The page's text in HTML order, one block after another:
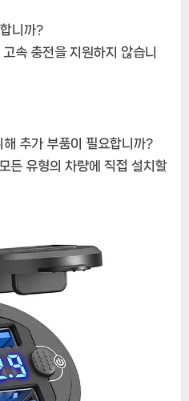
니까?
속 충전을 지원하지 않습니
추가 부품이 필요합니까?
든 유형의 차량에 직접 설치할